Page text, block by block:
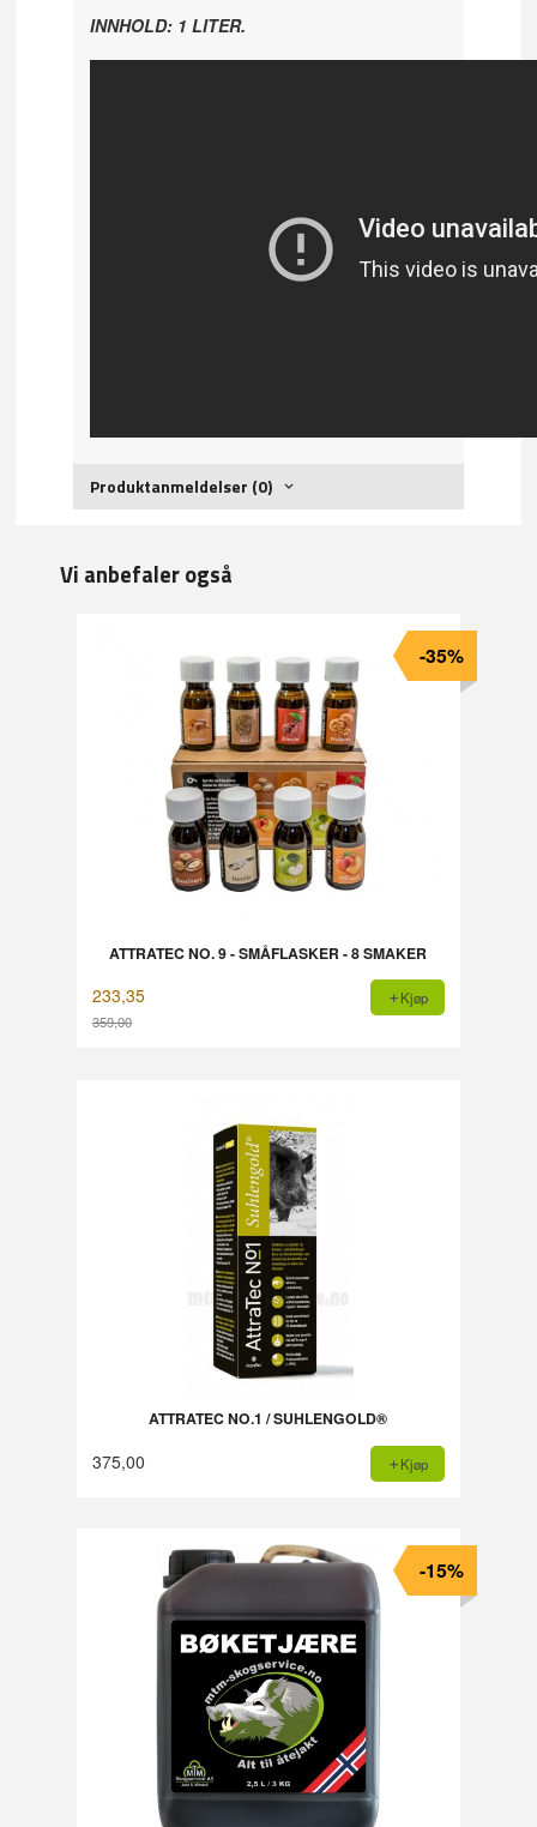
INNHOLD: 1 LITER.
Produktanmeldelser (0)
Vi anbefaler også
ATTRATEC NO. 9 - SMÅFLASKER - 8 SMAKER
233,35
359,00
-35%
Kjøp
ATTRATEC NO.1 / SUHLENGOLD®
375,00 Kjøp
-15%